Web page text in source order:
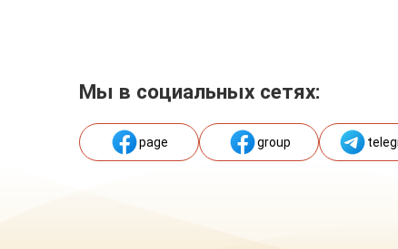
Мы в социальных сетях:
page group